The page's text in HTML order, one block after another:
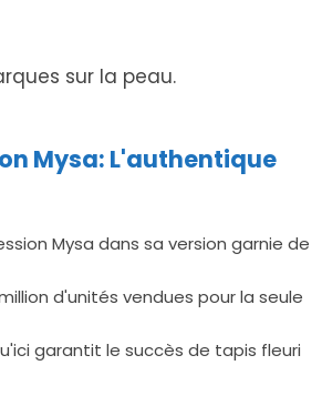
sur la peau.
Mysa: L'authentique
Mysa dans sa version garnie de
d'unités vendues pour la seule
garantit le succès de tapis fleuri